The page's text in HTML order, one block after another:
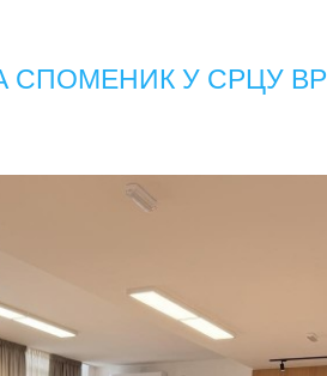
СПОМЕНИК У СРЦУ